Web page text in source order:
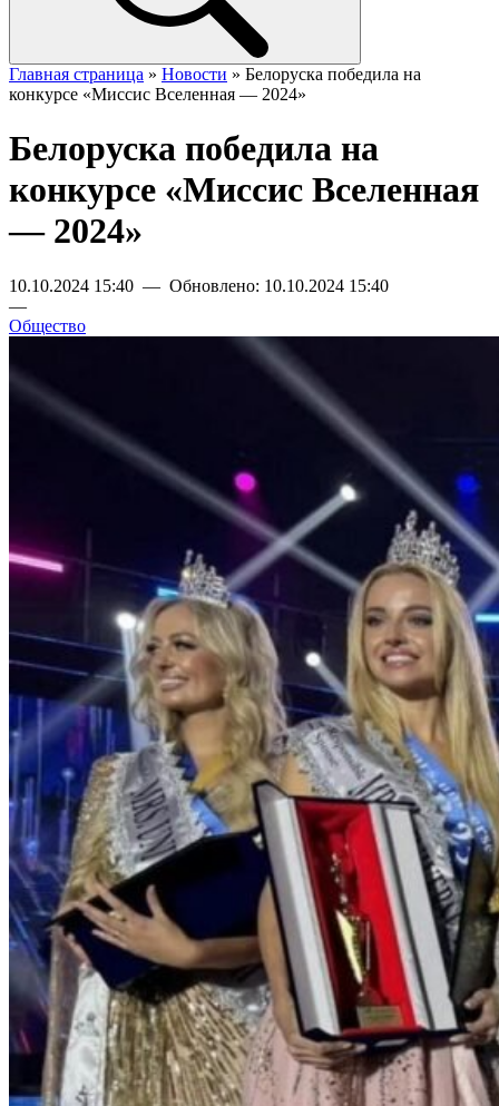
Главная страница » Новости » Белоруска победила на
конкурсе «Миссис Вселенная — 2024»
Белоруска победила на
конкурсе «Миссис Вселенная
— 2024»
10.10.2024 15:40 — Обновлено: 10.10.2024 15:40
—
Общество